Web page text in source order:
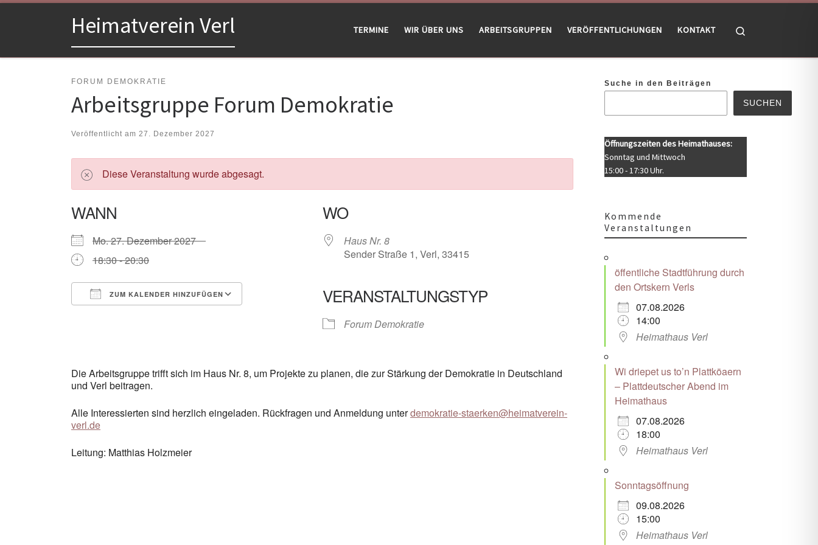
Zum Inhalt springenHeimatverein Verl TERMINE WIR ÜBER UNS ARBEITSGRUPPEN VERÖFFENTLICHUNGEN KONTAKT
FORUM DEMOKRATIE
Arbeitsgruppe Forum Demokratie
Veröffentlicht am 27. Dezember 2027
Diese Veranstaltung wurde abgesagt.
WANN
Mo. 27. Dezember 2027
18:30 - 20:30
ZUM KALENDER HINZUFÜGEN
Google Kalender Office 365
WO
Haus Nr. 8
Sender Straße 1, Verl, 33415
VERANSTALTUNGSTYP
Forum Demokratie
Die Arbeitsgruppe trifft sich im Haus Nr. 8, um Projekte zu planen, die zur Stärkung der Demokratie in Deutschland
und Verl beitragen.
Alle Interessierten sind herzlich eingeladen. Rückfragen und Anmeldung unterdemokratie-staerken@heimatverein-
verl.de
Leitung: Matthias Holzmeier
Suche in den Beiträgen
SUCHEN
Öffnungszeiten des Heimathauses:
Sonntag und Mittwoch
15:00 - 17:30 Uhr.
Kommende
Veranstaltungen
öffentliche Stadtführung durch
den Ortskern Verls
07.08.2026
14:00
Heimathaus Verl
Wi driepet us to’n Plattköaern
– Plattdeutscher Abend im
Heimathaus
07.08.2026
18:00
Heimathaus Verl
Sonntagsöffnung
09.08.2026
15:00
Heimathaus Verl